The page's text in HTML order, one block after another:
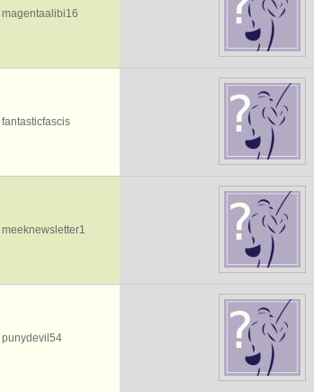
magentaalibi16
fantasticfascis
meeknewsletter1
punydevil54